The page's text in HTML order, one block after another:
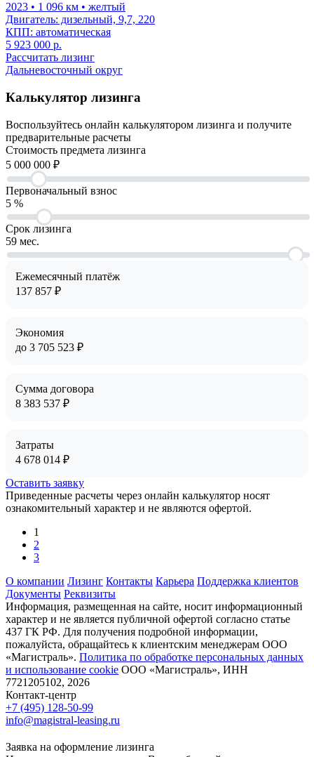
2023 • 1 096 км • желтый
Двигатель: дизельный, 9,7, 220
КПП: автоматическая
5 923 000 р.
Рассчитать лизинг
Дальневосточный округ
Калькулятор лизинга
Воспользуйтесь онлайн калькулятором лизинга и получите
предварительные расчеты
Cтоимость предмета лизинга
5 000 000 ₽
Первоначальный взнос
5 %
Срок лизинга
59 мес.
Ежемесячный платёж
137 857 ₽
Экономия
до 3 705 523 ₽
Сумма договора
8 383 537 ₽
Затраты
4 678 014 ₽
Оставить заявку
Приведенные расчеты через онлайн калькулятор носят
ознакомительный характер и не являются офертой.
1
2
3
О компании Лизинг Контакты Карьера Поддержка клиентов
Документы Реквизиты
Информация, размещенная на сайте, носит информационный
характер и не является публичной офертой согласно статье
437 ГК РФ. Для получения подробной информации,
пожалуйста, обращайтесь к клиентским менеджерам ООО
«Магистраль». Политика по обработке персональных данных
и использование сookie ООО «Магистраль», ИНН
7721205102, 2026
Контакт-центр
+7 (495) 128-50-99
info@magistral-leasing.ru
Заявка на оформление лизинга